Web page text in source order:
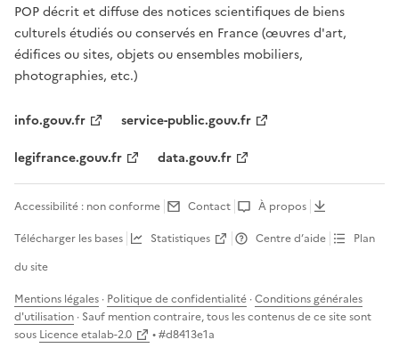
POP décrit et diffuse des notices scientifiques de biens
culturels étudiés ou conservés en France (œuvres d'art,
édifices ou sites, objets ou ensembles mobiliers,
photographies, etc.)
info.gouv.fr
service-public.gouv.fr
legifrance.gouv.fr
data.gouv.fr
Accessibilité : non conforme Contact
À propos
Télécharger les bases
Statistiques Centre d’aide
Plan
du site
Mentions légales · Politique de confidentialité ·Conditions générales
d'utilisation · Sauf mention contraire, tous les contenus de ce site sont
sous Licence etalab-2.0 • #d8413e1a